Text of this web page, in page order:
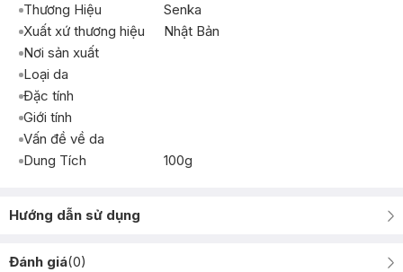
Thương Hiệu
Senka
Xuất xứ thương hiệu
Nhật Bản
Nơi sản xuất
Loại da
Đặc tính
Giới tính
Vấn đề về da
Dung Tích
100g
Hướng dẫn sử dụng
Đánh giá(0)